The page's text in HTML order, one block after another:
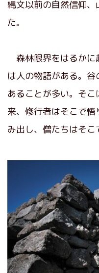
縄文以前の自然信仰
た。
森林限界をはるかに
は人の物語がある。
あることが多い。そ
来、修行者はそこで
み出し、僧たちはそこ